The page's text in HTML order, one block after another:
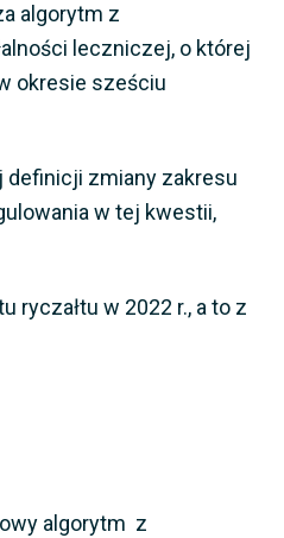
algorytm z
leczniczej, o której
okresie sześciu
definicji zmiany zakresu
w tej kwestii,
ryczałtu w 2022 r., a to z
algorytm z